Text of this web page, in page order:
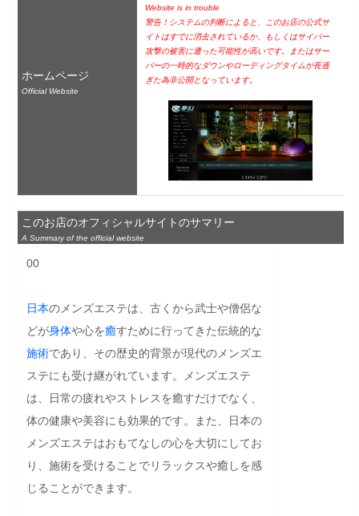
ホームページ
Official Website
Website is in trouble
警告！システムの判断によると、このお店の公式サ
イトはすでに消去されているか、もしくはサイバー
攻撃の被害に遭った可能性が高いです。またはサー
バーの一時的なダウンやローディングタイムが長過
ぎた為非公開となっています。
このお店のオフィシャルサイトのサマリー
A Summary of the official website
00
日本のメンズエステは、古くから武士や僧侶な
どが身体や心を癒すために行ってきた伝統的な
施術であり、その歴史的背景が現代のメンズエ
ステにも受け継がれています。メンズエステ
は、日常の疲れやストレスを癒すだけでなく、
体の健康や美容にも効果的です。また、日本の
メンズエステはおもてなしの心を大切にしてお
り、施術を受けることでリラックスや癒しを感
じることができます。